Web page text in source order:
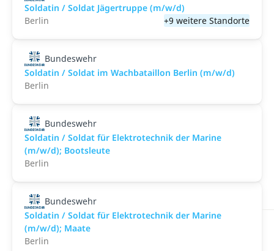
Soldatin / Soldat Jägertruppe (m/w/d)
Berlin
+9 weitere Standorte
Bundeswehr
Soldatin / Soldat im Wachbataillon Berlin (m/w/d)
Berlin
Bundeswehr
Soldatin / Soldat für Elektro­technik der Marine
(m/w/d); Bootsleute
Berlin
Bundeswehr
Soldatin / Soldat für Elektro­technik der Marine
(m/w/d); Maate
Berlin